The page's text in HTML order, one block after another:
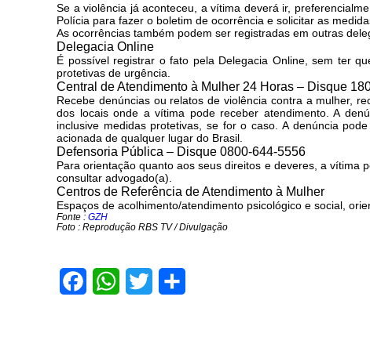
Se a violência já aconteceu, a vítima deverá ir,
Polícia para fazer o boletim de ocorrência e solicitar as
As ocorrências também podem ser registradas em outras
Delegacia Online
É possível registrar o fato pela Delegacia Online, sem ter
protetivas de urgência.
Central de Atendimento à Mulher 24 Horas – Disque
Recebe denúncias ou relatos de violência contra a mulher,
dos locais onde a vítima pode receber atendimento. A
inclusive medidas protetivas, se for o caso. A denúncia
acionada de qualquer lugar do Brasil.
Defensoria Pública – Disque 0800-644-5556
Para orientação quanto aos seus direitos e deveres, a vítima
consultar advogado(a).
Centros de Referência de Atendimento à Mulher
Espaços de acolhimento/atendimento psicológico e social,
Fonte : GZH
Foto : Reprodução RBS TV / Divulgação
FacebookWhatsApp
Twitter